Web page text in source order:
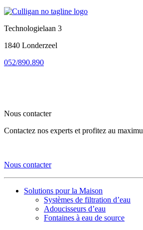
Technologielaan 3
1840 Londerzeel
052/890.890
Nous contacter
Contactez nos experts et profitez au
Nous contacter
Solutions pour la Maison
Systèmes de filtration d’eau
Adoucisseurs d’eau
Fontaines à eau de source